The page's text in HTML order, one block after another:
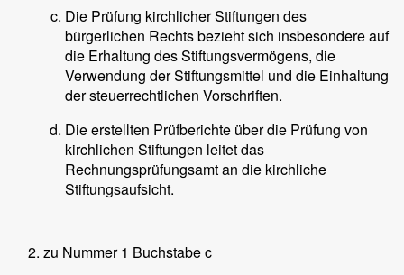
Die Prüfung kirchlicher Stiftungen des
bürgerlichen Rechts bezieht sich insbesondere auf
die Erhaltung des Stiftungsvermögens, die
Verwendung der Stiftungsmittel und die Einhaltung
der steuerrechtlichen Vorschriften.
Die erstellten Prüfberichte über die Prüfung von
kirchlichen Stiftungen leitet das
Rechnungsprüfungsamt an die kirchliche
Stiftungsaufsicht.
zu Nummer 1 Buchstabe c